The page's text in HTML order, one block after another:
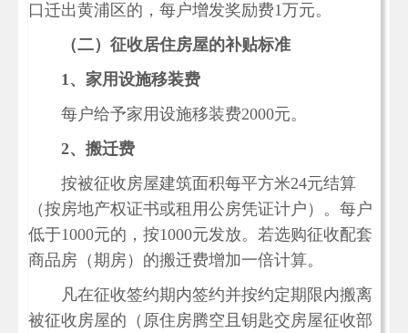
口迁出黄浦区的，每户增发奖励费1万元。
（二）征收居住房屋的补贴标准
1、家用设施移装费
每户给予家用设施移装费2000元。
2、搬迁费
按被征收房屋建筑面积每平方米24元结算
（按房地产权证书或租用公房凭证计户）。每户
低于1000元的，按1000元发放。若选购征收配套
商品房（期房）的搬迁费增加一倍计算。
凡在征收签约期内签约并按约定期限内搬离
被征收房屋的（原住房腾空且钥匙交房屋征收部